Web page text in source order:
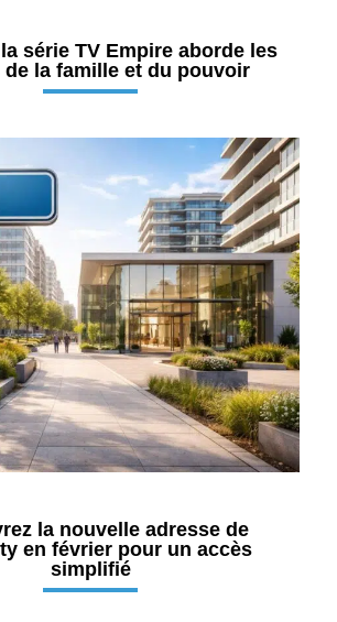
série TV Empire aborde les
de la famille et du pouvoir
la nouvelle adresse de
en février pour un accès
simplifié